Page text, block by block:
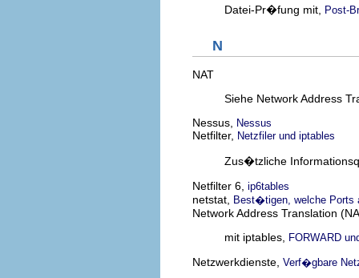
Datei-Pr�fung mit, Post-
N
NAT
Siehe Network Address
Nessus,
Nessus
Netfilter, Netzfiler und iptables
Zus�tzliche
Netfilter 6, ip6tables
netstat, Best�tigen, welche Ports
Network Address Translation
mit iptables,
FORWARD
Netzwerkdienste, Verf�gbare